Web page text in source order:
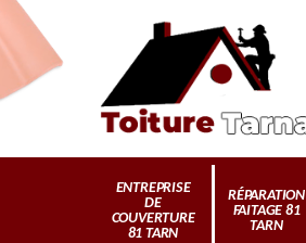
ENTREPRISE
DE
COUVERTURE
81 TARN
RÉPARATION
FAITAGE 81
TARN